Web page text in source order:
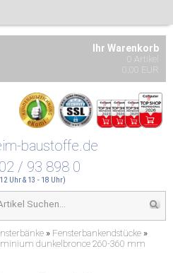
Ihr Warenkorb
0 Artikel
0,00 EUR
baustoffe.de
/ 93 898 0
Uhr & 13 - 18 Uhr)
» Fensterbankendstücke »
dunkelbronce 260-360 mm